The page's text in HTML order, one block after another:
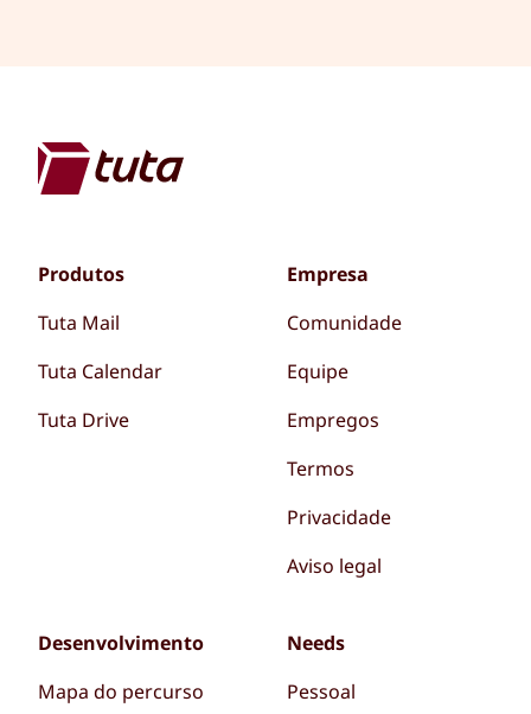
Produtos
Tuta Mail
Tuta Calendar
Tuta Drive
Empresa
Comunidade
Equipe
Empregos
Termos
Privacidade
Aviso legal
Desenvolvimento
Mapa do percurso
Needs
Pessoal